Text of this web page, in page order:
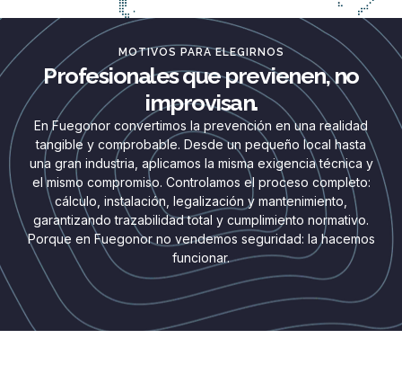
MOTIVOS PARA ELEGIRNOS
Profesionales que previenen, no
improvisan.
En Fuegonor convertimos la prevención en una realidad
tangible y comprobable. Desde un pequeño local hasta
una gran industria, aplicamos la misma exigencia técnica y
el mismo compromiso. Controlamos el proceso completo:
cálculo, instalación, legalización y mantenimiento,
garantizando trazabilidad total y cumplimiento normativo.
Porque en Fuegonor no vendemos seguridad: la hacemos
funcionar.